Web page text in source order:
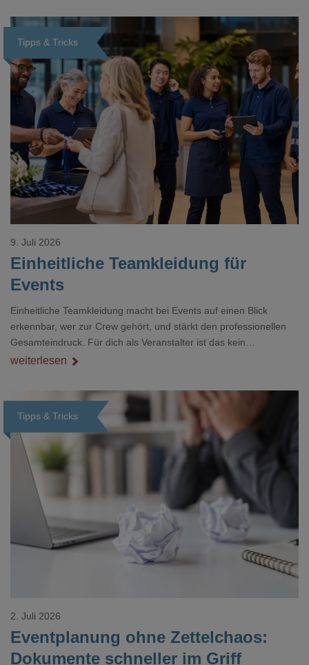
Tipps & Tricks
Loading...
Einheitliche Teamkleidung für
Events
9. Juli 2026
Einheitliche Teamkleidung macht bei Events auf einen Blick
erkennbar, wer zur Crew gehört, und stärkt den professionellen
Gesamteindruck. Für dich als Veranstalter ist das kein
Nebenthema: Bei Textilien mit Stickerei oder mehreren
weiterlesen
Tipps & Tricks
Loading...
Eventplanung ohne Zettelchaos:
Dokumente schneller im Griff
2. Juli 2026